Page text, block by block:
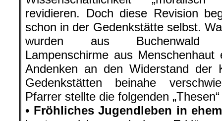
revidieren. Doch diese Revision
schon in der Gedenkstätte selbst.
wurden aus Buchenwald
Lampenschirme aus
Andenken an den Widerstand der
Gedenkstätten beinahe
Pfarrer stellte die folgenden
• Fröhliches Jugendleben in